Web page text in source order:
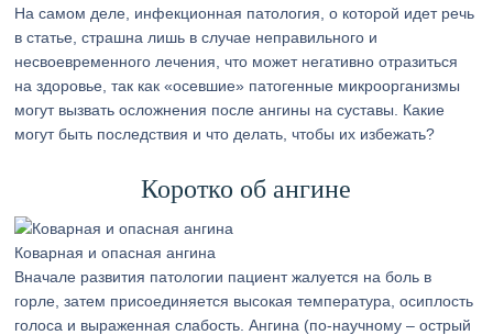
На самом деле, инфекционная патология, о которой идет речь
в статье, страшна лишь в случае неправильного и
несвоевременного лечения, что может негативно отразиться
на здоровье, так как «осевшие» патогенные микроорганизмы
могут вызвать осложнения после ангины на суставы. Какие
могут быть последствия и что делать, чтобы их избежать?
Коротко об ангине
Коварная и опасная ангина
Вначале развития патологии пациент жалуется на боль в
горле, затем присоединяется высокая температура, осиплость
голоса и выраженная слабость. Ангина (по-научному – острый